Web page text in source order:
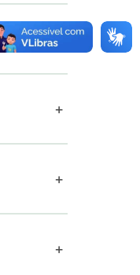
+
+
+
+